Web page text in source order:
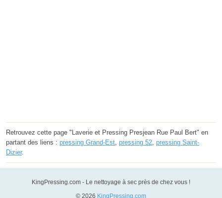
Retrouvez cette page "Laverie et Pressing Presjean Rue Paul Bert" en
partant des liens : pressing Grand-Est pressing 52 pressing Saint-
Dizier.
KingPressing.com - Le nettoyage à sec près de chez vous !
© 2026 KingPressing.com